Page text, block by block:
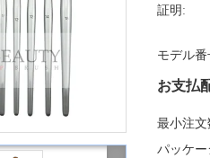
証明:
モデル番
お支払
最小注文
パッケ